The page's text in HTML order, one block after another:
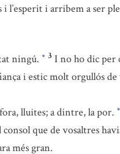
l’esperit i arribem a ser
ningú. * 3 I no ho dic per
i estic molt orgullós
lluites; a dintre, la por. *
que de vosaltres
més gran.